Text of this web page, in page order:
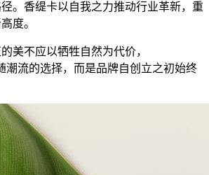
。香缇卡以自我之力推动行业革新，重
度。
美不应以牺牲自然为代价，
潮流的选择，而是品牌自创立之初始终